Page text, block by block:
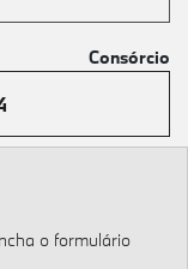
o formulário
Consórcio